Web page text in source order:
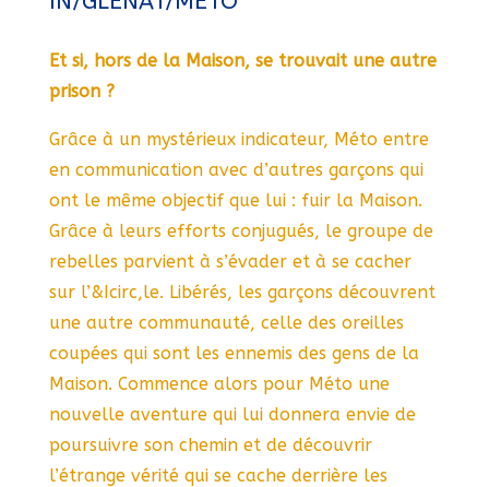
Et si, hors de la Maison, se trouvait une autre
prison ?
Grâce à un mystérieux indicateur, Méto entre
en communication avec d’autres garçons qui
ont le même objectif que lui : fuir la Maison.
Grâce à leurs efforts conjugués, le groupe de
rebelles parvient à s’évader et à se cacher
sur l’&Icirc,le. Libérés, les garçons découvrent
une autre communauté, celle des oreilles
coupées qui sont les ennemis des gens de la
Maison. Commence alors pour Méto une
nouvelle aventure qui lui donnera envie de
poursuivre son chemin et de découvrir
l’étrange vérité qui se cache derrière les